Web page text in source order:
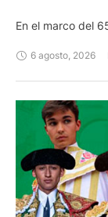
En el marco del
6 agosto, 2026